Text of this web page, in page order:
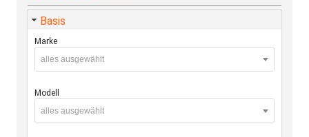
Basis
Marke
alles ausgewählt
Modell
alles ausgewählt